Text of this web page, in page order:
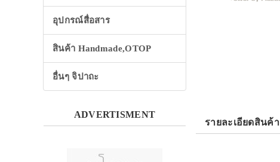
อุปกรณ์สื่อสาร
สินค้า Handmade,OTOP
อื่นๆ จิปาถะ
ADVERTISMENT
รายละเอียดสินค้า